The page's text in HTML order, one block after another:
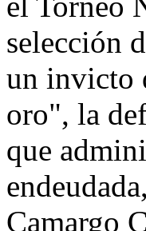
selección
un invicto
oro", la
que
Camargo